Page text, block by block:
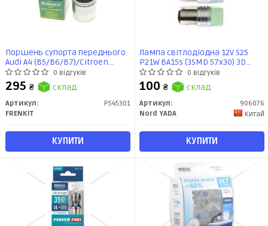
Поршень супорта переднього
Audi A4 (B5/B6/B7)/Citroen
Berlingo/Renault Duster
(54x53,7mm)(Lucas) (P545301)
Frenkit
0 відгуків
295 ₴ склад
Артикул:
P545301
FRENKIT
КУПИТИ
Лампа світлодіодна 12V S25
P21W BA15s (3SMD 57x30) 3D
матовий білий TM NORD YADA
0 відгуків
100 ₴ склад
Артикул:
906076
Nord YADA
Китай
КУПИТИ